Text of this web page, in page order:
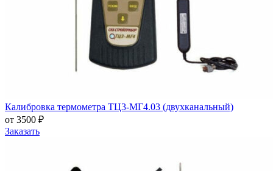
Калибровка термометра ТЦ3-МГ4.03 (двухканальный)
от 3500 ₽
Заказать